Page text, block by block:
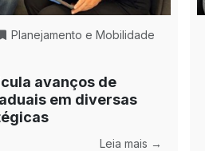
Planejamento e Mobilidade
avanços de
em diversas
Leia mais →